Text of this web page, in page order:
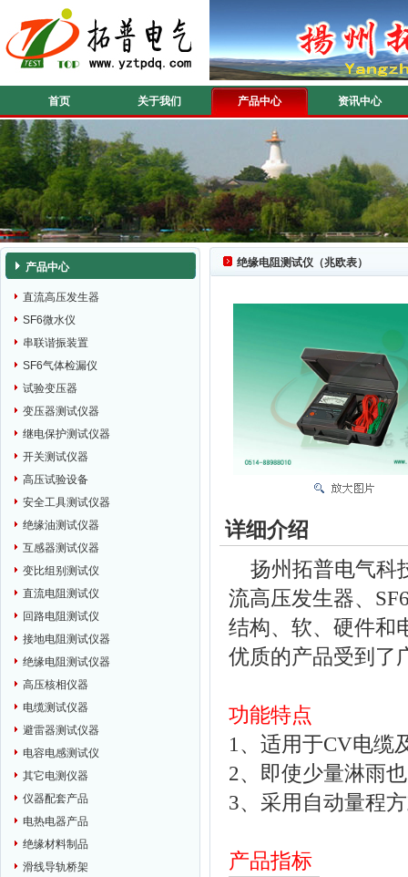
首页 关于我们 产品中心 资讯中心
产品中心
直流高压发生器
SF6微水仪
串联谐振装置
SF6气体检漏仪
试验变压器
变压器测试仪器
继电保护测试仪器
开关测试仪器
高压试验设备
安全工具测试仪器
绝缘油测试仪器
互感器测试仪器
变比组别测试仪
直流电阻测试仪
回路电阻测试仪
接地电阻测试仪器
绝缘电阻测试仪器
高压核相仪器
电缆测试仪器
避雷器测试仪器
电容电感测试仪
其它电测仪器
仪器配套产品
电热电器产品
绝缘材料制品
滑线导轨桥架
绝缘电阻测试仪（兆欧表）
详细介绍
扬州拓普电气科
流高压发生器、
结构、软、硬件和
优质的产品受到了
功能特点
1、适用于CV电缆
2、即使少量淋雨
3、采用自动量程
产品指标